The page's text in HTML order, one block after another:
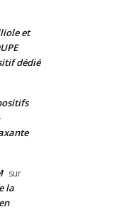
et
dédié
sur
la